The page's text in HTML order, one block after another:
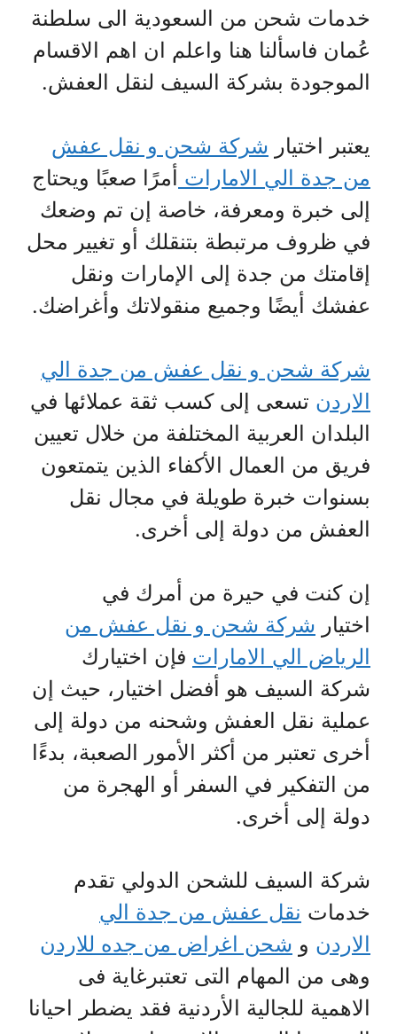
خدمات شحن من السعودية الى سلطنة
عُمان فاسألنا هنا واعلم ان اهم الاقسام
الموجودة بشركة السيف لنقل العفش.
يعتبر اختيار شركة شحن و نقل عفش
من جدة الي الامارات أمرًا صعبًا ويحتاج
إلى خبرة ومعرفة، خاصة إن تم وضعك
في ظروف مرتبطة بتنقلك أو تغيير محل
إقامتك من جدة إلى الإمارات ونقل
عفشك أيضًا وجميع منقولاتك وأغراضك.
شركة شحن و نقل عفش من جدة الي
الاردن تسعى إلى كسب ثقة عملائها في
البلدان العربية المختلفة من خلال تعيين
فريق من العمال الأكفاء الذين يتمتعون
بسنوات خبرة طويلة في مجال نقل
العفش من دولة إلى أخرى.
إن كنت في حيرة من أمرك في
اختيار شركة شحن و نقل عفش من
الرياض الي الامارات فإن اختيارك
شركة السيف هو أفضل اختيار، حيث إن
عملية نقل العفش وشحنه من دولة إلى
أخرى تعتبر من أكثر الأمور الصعبة، بدءًا
من التفكير في السفر أو الهجرة من
دولة إلى أخرى.
شركة السيف للشحن الدولي تقدم
خدمات نقل عفش من جدة الي
الاردن و شحن اغراض من جده للاردن
وهى من المهام التى تعتبرغاية فى
الاهمية للجالية الأردنية فقد يضطر احيانا